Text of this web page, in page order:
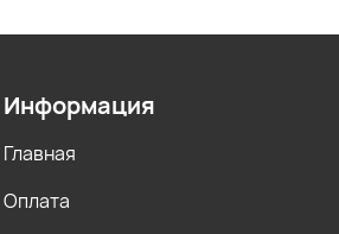
Информация
Главная
Оплата